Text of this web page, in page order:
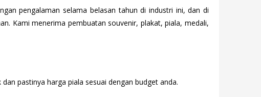
pengalaman selama belasan tahun di industri ini, dan di
Kami menerima pembuatan souvenir, plakat, piala, medali,
pastinya harga piala sesuai dengan budget anda.